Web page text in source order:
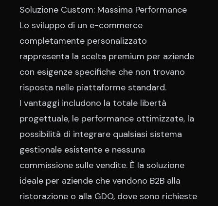
Soluzione Custom: Massima Performance
Lo sviluppo di un e-commerce
completamente personalizzato
rappresenta la scelta premium per aziende
con esigenze specifiche che non trovano
risposta nelle piattaforme standard.
I vantaggi includono la totale libertà
progettuale, le performance ottimizzate, la
possibilità di integrare qualsiasi sistema
gestionale esistente e nessuna
commissione sulle vendite. È la soluzione
ideale per aziende che vendono B2B alla
ristorazione o alla GDO, dove sono richieste